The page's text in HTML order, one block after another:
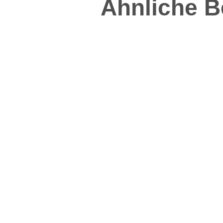
Ähnliche